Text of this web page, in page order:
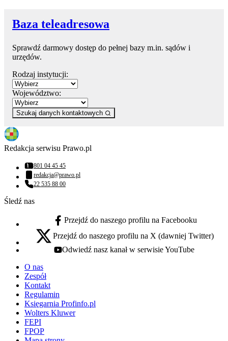
Baza teleadresowa
Sprawdź darmowy dostęp do pełnej bazy m.in. sądów i
urzędów.
Rodzaj instytucji:
Województwo:
Szukaj danych kontaktowych
Redakcja serwisu Prawo.pl
Numer telefonu:
801 04 45 45
Adres email:
redakcja@prawo.pl
Numer telefonu:
22 535 88 00
Śledź nas
facebook - otwiera się w nowej karcie
Przejdź do naszego profilu na Facebooku
x - otwiera się w nowej karcie
Przejdź do naszego profilu na X (dawniej Twitter)
youtube - otwiera się w nowej karcie
Odwiedź nasz kanał w serwisie YouTube
O nas
Zespół
Kontakt
Regulamin
Księgarnia Profinfo.pl
Wolters Kluwer
FEPI
FPOP